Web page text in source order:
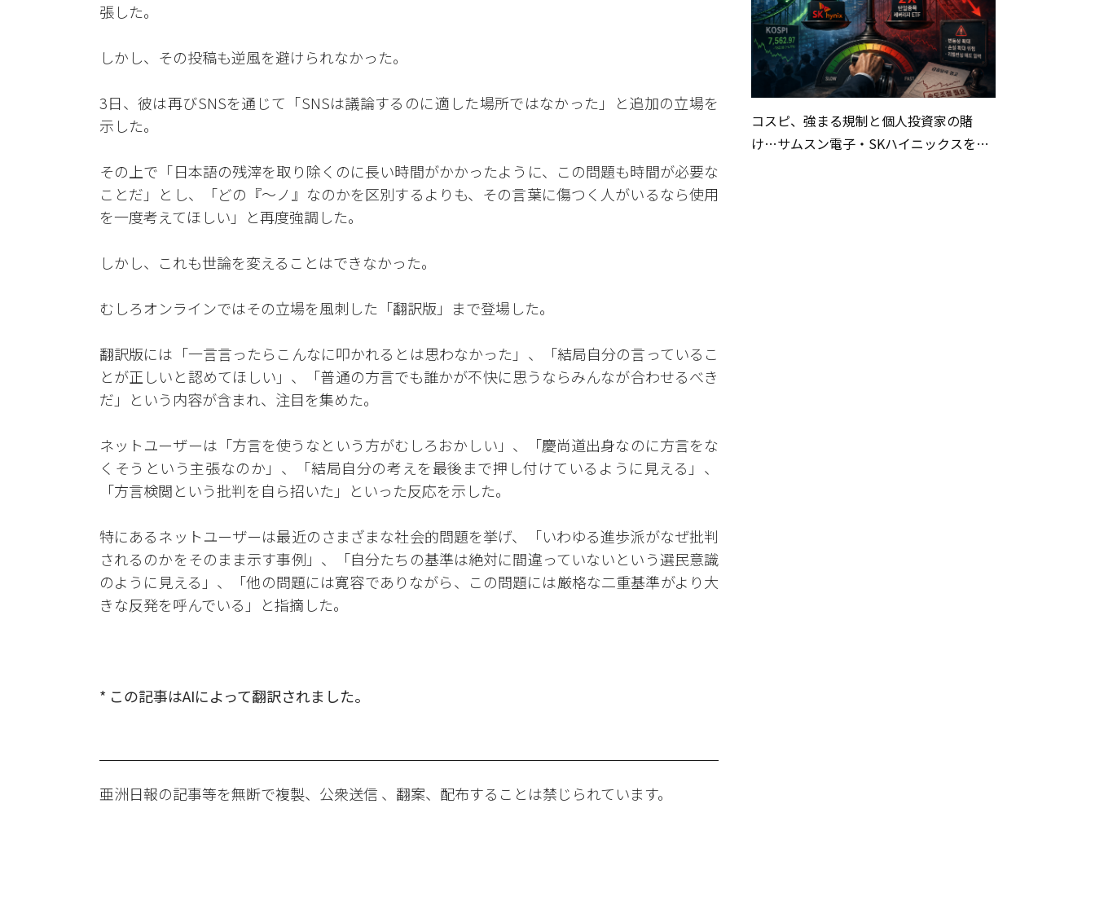
張した。
しかし、その投稿も逆風を避けられなかった。
3日、彼は再びSNSを通じて「SNSは議論するのに適した場所ではなかった」と追加の立場を
示した。
その上で「日本語の残滓を取り除くのに長い時間がかかったように、この問題も時間が必要な
ことだ」とし、「どの『～ノ』なのかを区別するよりも、その言葉に傷つく人がいるなら使用
を一度考えてほしい」と再度強調した。
しかし、これも世論を変えることはできなかった。
むしろオンラインではその立場を風刺した「翻訳版」まで登場した。
翻訳版には「一言言ったらこんなに叩かれるとは思わなかった」、「結局自分の言っているこ
とが正しいと認めてほしい」、「普通の方言でも誰かが不快に思うならみんなが合わせるべき
だ」という内容が含まれ、注目を集めた。
ネットユーザーは「方言を使うなという方がむしろおかしい」、「慶尚道出身なのに方言をな
くそうという主張なのか」、「結局自分の考えを最後まで押し付けているように見える」、
「方言検閲という批判を自ら招いた」といった反応を示した。
特にあるネットユーザーは最近のさまざまな社会的問題を挙げ、「いわゆる進歩派がなぜ批判
されるのかをそのまま示す事例」、「自分たちの基準は絶対に間違っていないという選民意識
のように見える」、「他の問題には寛容でありながら、この問題には厳格な二重基準がより大
きな反発を呼んでいる」と指摘した。
* この記事はAIによって翻訳されました。
亜洲日報の記事等を無断で複製、公衆送信 、翻案、配布することは禁じられています。
コスピ、強まる規制と個人投資家の賭
け…サムスン電子・SKハイニックスを巡